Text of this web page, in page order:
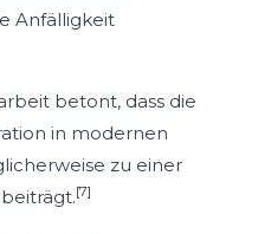
Anfälligkeit
betont, dass die
in modernen
zu einer
[7]